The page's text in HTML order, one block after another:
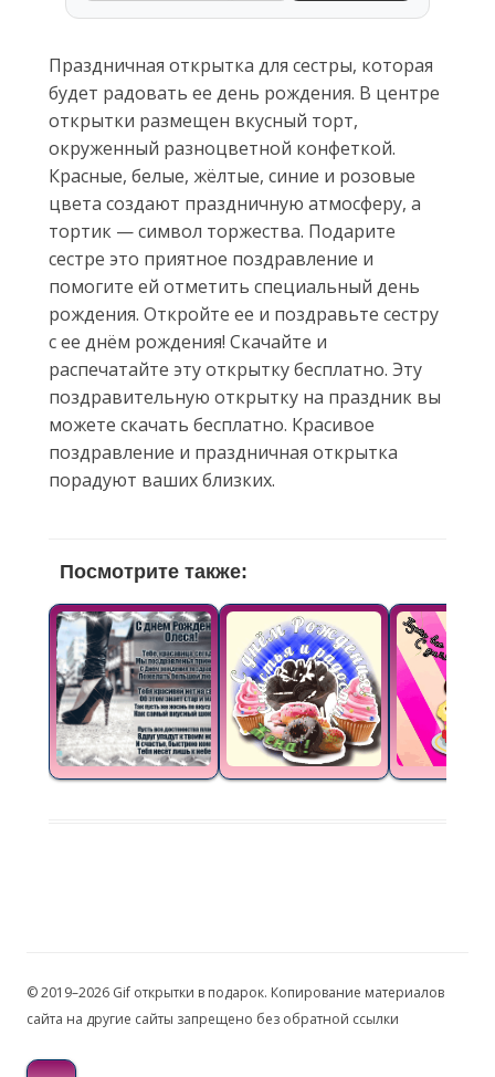
Праздничная открытка для сестры, которая
будет радовать ее день рождения. В центре
открытки размещен вкусный торт,
окруженный разноцветной конфеткой.
Красные, белые, жёлтые, синие и розовые
цвета создают праздничную атмосферу, а
тортик — символ торжества. Подарите
сестре это приятное поздравление и
помогите ей отметить специальный день
рождения. Откройте ее и поздравьте сестру
с ее днём рождения! Скачайте и
распечатайте эту открытку бесплатно. Эту
поздравительную открытку на праздник вы
можете скачать бесплатно. Красивое
поздравление и праздничная открытка
порадуют ваших близких.
Посмотрите также:
© 2019–2026 Gif открытки в подарок. Копирование материалов
сайта на другие сайты запрещено без обратной ссылки